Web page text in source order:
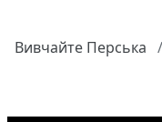
Вивчайте Перська